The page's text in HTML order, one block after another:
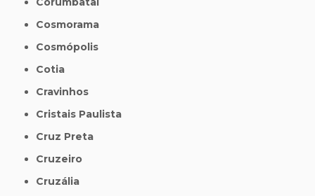
Cosmorama
Cosmópolis
Cotia
Cravinhos
Cristais Paulista
Cruz Preta
Cruzeiro
Cruzália